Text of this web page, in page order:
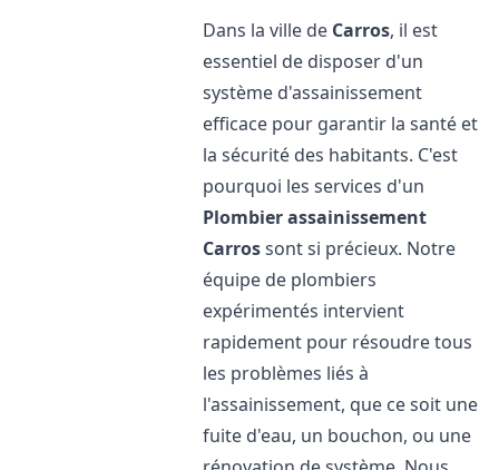
Dans la ville de Carros, il est
essentiel de disposer d'un
système d'assainissement
efficace pour garantir la santé et
la sécurité des habitants. C'est
pourquoi les services d'un
Plombier assainissement
Carrossont si précieux. Notre
équipe de plombiers
expérimentés intervient
rapidement pour résoudre tous
les problèmes liés à
l'assainissement, que ce soit une
fuite d'eau, un bouchon, ou une